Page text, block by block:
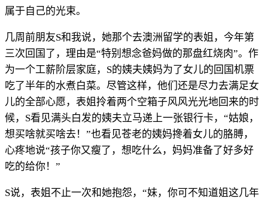
属于自己的光束。
几周前朋友S和我说，她那个去澳洲留学的表姐，今年第
三次回国了，理由是“特别想念爸妈做的那盘红烧肉”。作
为一个工薪阶层家庭，S的姨夫姨妈为了女儿的回国机票
吃了半年的水煮白菜。尽管这样，他们还是尽力去满足女
儿的全部心愿，表姐拎着两个空箱子风风光光地回来的时
候，S看见满头白发的姨夫立马递上一张银行卡，“姑娘，
想买啥就买啥去！”也看见苍老的姨妈搀着女儿的胳膊，
心疼地说“孩子你又瘦了，想吃什么，妈妈准备了好多好
吃的给你！”
S说，表姐不止一次和她抱怨，“妹，你可不知道姐这几年